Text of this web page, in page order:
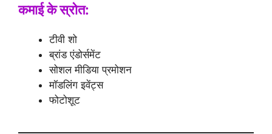
कमाई के स्रोत:
टीवी शो
ब्रांड एंडोर्समेंट
सोशल मीडिया प्रमोशन
मॉडलिंग इवेंट्स
फोटोशूट